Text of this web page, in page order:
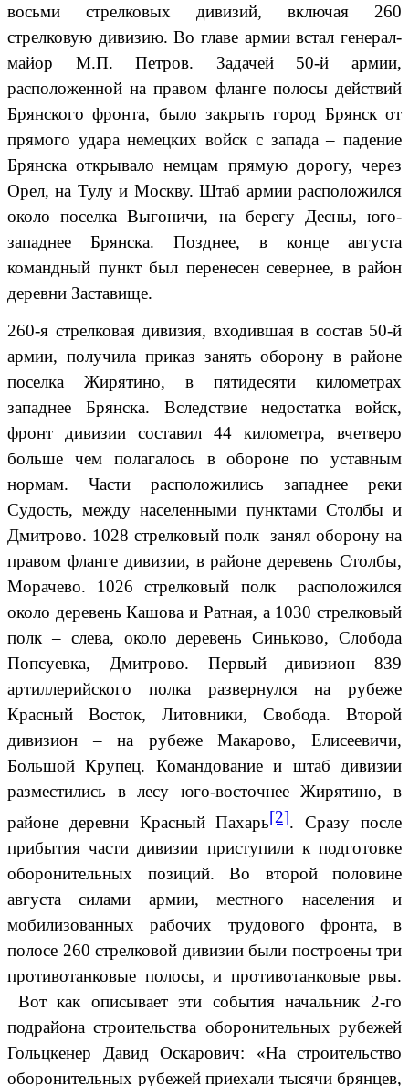
восьми стрелковых дивизий, включая 260
стрелковую дивизию. Во главе армии встал генерал-
майор М.П. Петров. Задачей 50-й армии,
расположенной на правом фланге полосы действий
Брянского фронта, было закрыть город Брянск от
прямого удара немецких войск с запада – падение
Брянска открывало немцам прямую дорогу, через
Орел, на Тулу и Москву. Штаб армии расположился
около поселка Выгоничи, на берегу Десны, юго-
западнее Брянска. Позднее, в конце августа
командный пункт был перенесен севернее, в район
деревни Заставище.
260-я стрелковая дивизия, входившая в состав 50-й
армии, получила приказ занять оборону в районе
поселка Жирятино, в пятидесяти километрах
западнее Брянска. Вследствие недостатка войск,
фронт дивизии составил 44 километра, вчетверо
больше чем полагалось в обороне по уставным
нормам. Части расположились западнее реки
Судость, между населенными пунктами Столбы и
Дмитрово. 1028 стрелковый полк занял оборону на
правом фланге дивизии, в районе деревень Столбы,
Морачево. 1026 стрелковый полк расположился
около деревень Кашова и Ратная, а 1030 стрелковый
полк – слева, около деревень Синьково, Слобода
Попсуевка, Дмитрово. Первый дивизион 839
артиллерийского полка развернулся на рубеже
Красный Восток, Литовники, Свобода. Второй
дивизион – на рубеже Макарово, Елисеевичи,
Большой Крупец. Командование и штаб дивизии
разместились в лесу юго-восточнее Жирятино, в
районе деревни Красный Пахарь[2]. Сразу после
прибытия части дивизии приступили к подготовке
оборонительных позиций. Во второй половине
августа силами армии, местного населения и
мобилизованных рабочих трудового фронта, в
полосе 260 стрелковой дивизии были построены три
противотанковые полосы, и противотанковые рвы.
Вот как описывает эти события начальник 2-го
подрайона строительства оборонительных рубежей
Гольцкенер Давид Оскарович: «На строительство
оборонительных рубежей приехали тысячи брянцев,